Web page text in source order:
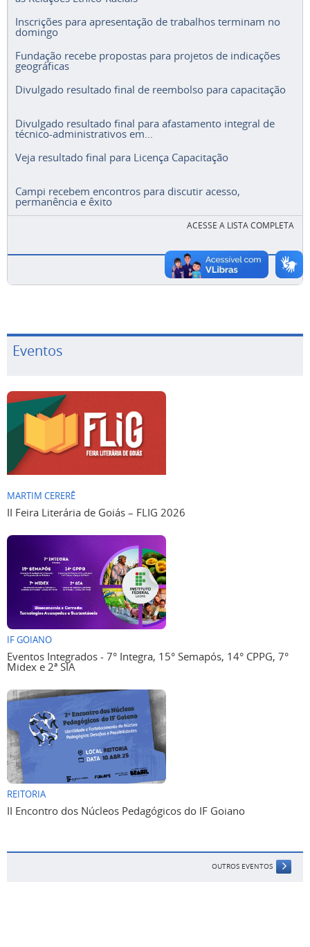
Inscrições para apresentação de trabalhos terminam no
domingo
Fundação recebe propostas para projetos de indicações
geográficas
Divulgado resultado final de reembolso para capacitação
Divulgado resultado final para afastamento integral de
técnico-administrativos em...
Veja resultado final para Licença Capacitação
Campi recebem encontros para discutir acesso,
permanência e êxito
ACESSE A LISTA COMPLETA
Eventos
MARTIM CERERÊ
II Feira Literária de Goiás – FLIG 2026
IF GOIANO
Eventos Integrados - 7° Integra, 15° Semapós, 14° CPPG, 7°
Midex e 2ª SIA
REITORIA
II Encontro dos Núcleos Pedagógicos do IF Goiano
OUTROS EVENTOS